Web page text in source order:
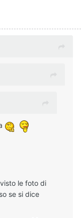
le foto di
se si dice